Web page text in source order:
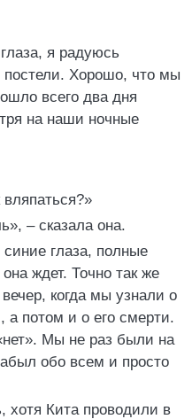
я радуюсь
постели. Хорошо, что мы
всего два дня
на наши ночные
вляпаться?»
– сказала она.
глаза, полные
ждет. Точно так же
когда мы узнали о
а потом и о его смерти.
Мы не раз были на
обо всем и просто
хотя Кита проводили в